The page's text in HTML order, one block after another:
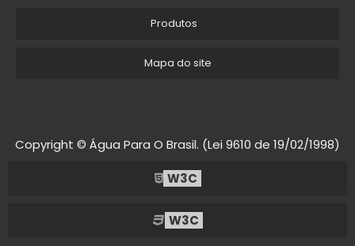
Produtos
Mapa do site
Copyright © Água Para O Brasil. (Lei 9610 de 19/02/1998)
W3C
W3C